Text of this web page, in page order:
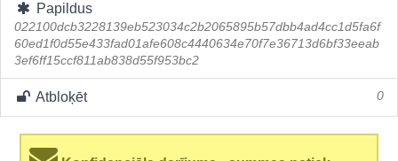
Papildus
022100dcb3228139eb523034c2b2065895b57dbb4ad4cc1d5fa6f
60ed1f0d55e433fad01afe608c4440634e70f7e36713d6bf33eeab
3ef6ff15ccf811ab838d55f953bc2
Atbloķēt 0